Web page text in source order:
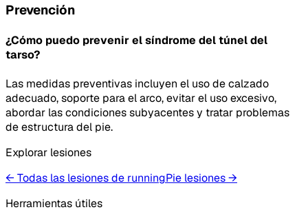
Prevención
¿Cómo puedo prevenir el síndrome del túnel del
tarso?
Las medidas preventivas incluyen el uso de calzado
adecuado, soporte para el arco, evitar el uso excesivo,
abordar las condiciones subyacentes y tratar problemas
de estructura del pie.
Explorar lesiones
← Todas las lesiones de runningPie lesiones→
Herramientas útiles